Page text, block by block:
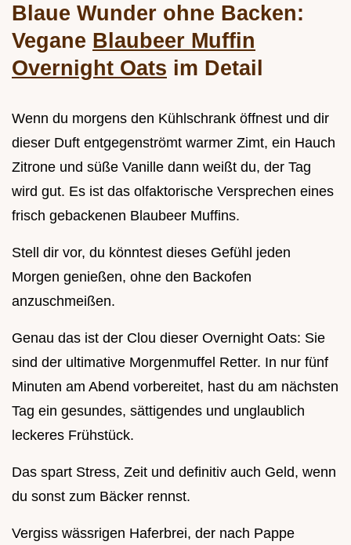
Blaue Wunder ohne Backen:
Vegane Blaubeer Muffin
Overnight Oats im Detail
Wenn du morgens den Kühlschrank öffnest und dir
dieser Duft entgegenströmt warmer Zimt, ein Hauch
Zitrone und süße Vanille dann weißt du, der Tag
wird gut. Es ist das olfaktorische Versprechen eines
frisch gebackenen Blaubeer Muffins.
Stell dir vor, du könntest dieses Gefühl jeden
Morgen genießen, ohne den Backofen
anzuschmeißen.
Genau das ist der Clou dieser Overnight Oats: Sie
sind der ultimative Morgenmuffel Retter. In nur fünf
Minuten am Abend vorbereitet, hast du am nächsten
Tag ein gesundes, sättigendes und unglaublich
leckeres Frühstück.
Das spart Stress, Zeit und definitiv auch Geld, wenn
du sonst zum Bäcker rennst.
Vergiss wässrigen Haferbrei, der nach Pappe